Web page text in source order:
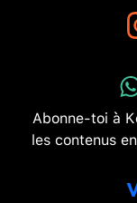
Abonne-toi à
les contenus